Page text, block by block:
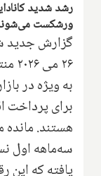
رشد شدید
ورشکست
گزارش جدید
به ویژه در
برای پرداخت
هستند.